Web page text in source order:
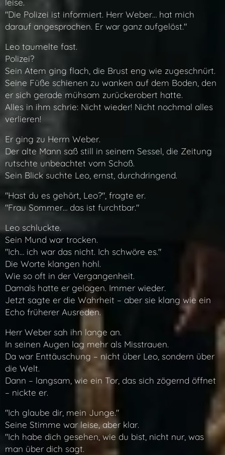
leise.
"Die Polizei ist informiert. Herr Weber… hat mich
darauf angesprochen. Er war ganz aufgelöst."
Leo taumelte fast.
Polizei?
Sein Atem ging flach, die Brust eng wie zugeschnürt.
Seine Füße schienen zu wanken auf dem Boden, den
er sich gerade mühsam zurückerobert hatte.
Alles in ihm schrie: Nicht wieder! Nicht nochmal alles
verlieren!
Er ging zu Herrn Weber.
Der alte Mann saß still in seinem Sessel, die Zeitung
rutschte unbeachtet vom Schoß.
Sein Blick suchte Leo, ernst, durchdringend.
"Hast du es gehört, Leo?", fragte er.
"Frau Sommer… das ist furchtbar."
Leo schluckte.
Sein Mund war trocken.
"Ich… ich war das nicht. Ich schwöre es."
Die Worte klangen hohl.
Wie so oft in der Vergangenheit.
Damals hatte er gelogen. Immer wieder.
Jetzt sagte er die Wahrheit – aber sie klang wie ein
Echo früherer Ausreden.
Herr Weber sah ihn lange an.
In seinen Augen lag mehr als Misstrauen.
Da war Enttäuschung – nicht über Leo, sondern über
die Welt.
Dann – langsam, wie ein Tor, das sich zögernd öffnet
– nickte er.
"Ich glaube dir, mein Junge."
Seine Stimme war leise, aber klar.
"Ich habe dich gesehen, wie du bist, nicht nur, was
man über dich sagt.